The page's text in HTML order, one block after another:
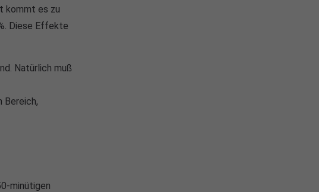
kommt es zu
Diese Effekte
Natürlich muß
Bereich,
minütigen